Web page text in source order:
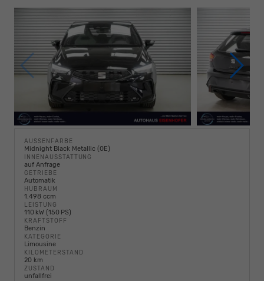
AUSSENFARBE
Midnight Black Metallic (0E)
INNENAUSSTATTUNG
auf Anfrage
GETRIEBE
Automatik
HUBRAUM
1.498 ccm
LEISTUNG
110 kW (150 PS)
KRAFTSTOFF
Benzin
KATEGORIE
Limousine
KILOMETERSTAND
20 km
ZUSTAND
unfallfrei